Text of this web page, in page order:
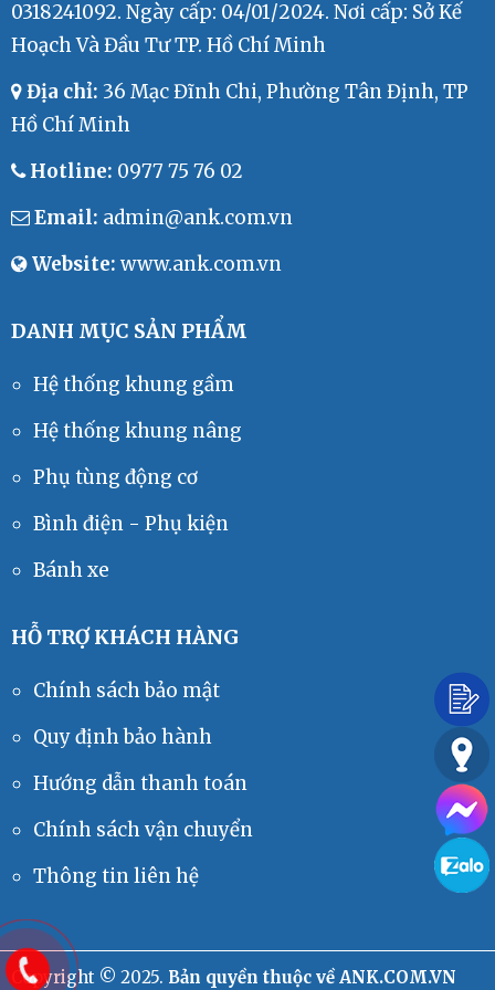
Lò Xo Nhấn Còi TOYOTA FD FG
Liên hệ
Liên hệ
Còi 48V 105dB
0318241092. Ngày cấp: 04/01/2024. Nơi cấp: Sở Kế
Hoạch Và Đầu Tư TP. Hồ Chí Minh
Địa chỉ: 36 Mạc Đĩnh Chi, Phường Tân Định, TP
Hồ Chí Minh
Hotline: 0977 75 76 02
Email: admin@ank.com.vn
Website: www.ank.com.vn
DANH MỤC SẢN PHẨM
Hệ thống khung gầm
Hệ thống khung nâng
Phụ tùng động cơ
Bình điện - Phụ kiện
Bánh xe
HỖ TRỢ KHÁCH HÀNG
Chính sách bảo mật
Quy định bảo hành
Hướng dẫn thanh toán
Chính sách vận chuyển
Thông tin liên hệ
Copyright © 2025. Bản quyền thuộc về ANK.COM.VN